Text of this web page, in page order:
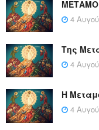
4
Της
4
Η
4